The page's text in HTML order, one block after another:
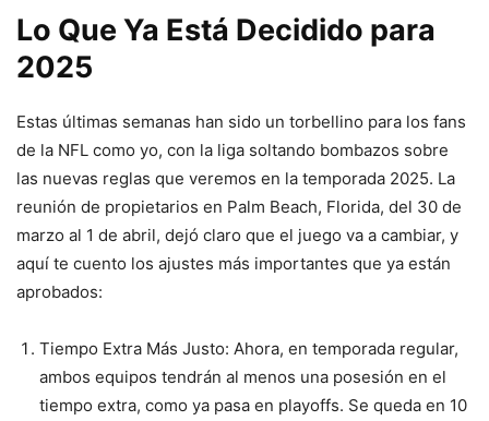
Lo Que Ya Está Decidido para
2025
Estas últimas semanas han sido un torbellino para los fans
de la NFL como yo, con la liga soltando bombazos sobre
las nuevas reglas que veremos en la temporada 2025. La
reunión de propietarios en Palm Beach, Florida, del 30 de
marzo al 1 de abril, dejó claro que el juego va a cambiar, y
aquí te cuento los ajustes más importantes que ya están
aprobados:
Tiempo Extra Más Justo: Ahora, en temporada regular,
ambos equipos tendrán al menos una posesión en el
tiempo extra, como ya pasa en playoffs. Se queda en 10